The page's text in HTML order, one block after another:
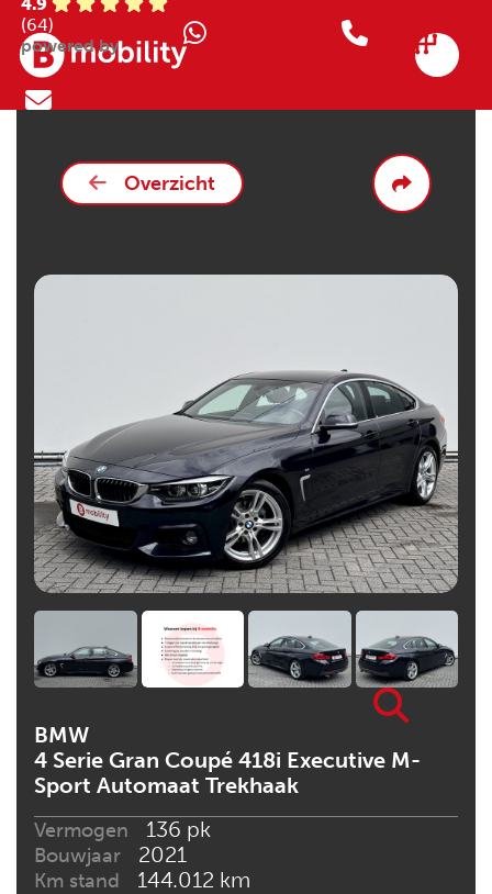
(64)
powered by
Overzicht
BMW
4 Serie Gran Coupé 418i Executive M-
Sport Automaat Trekhaak
Vermogen 136 pk
Bouwjaar 2021
Km stand 144.012 km